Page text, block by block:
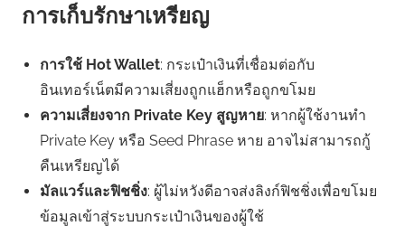
การเก็บรักษาเหรียญ
การใช้ Hot Wallet: กระเป๋าเงินที่เชื่อมต่อกับ
อินเทอร์เน็ตมีความเสี่ยงถูกแฮ็กหรือถูกขโมย
ความเสี่ยงจาก Private Key สูญหาย: หากผู้ใช้งานทำ
Private Key หรือ Seed Phrase หาย อาจไม่สามารถกู้
คืนเหรียญได้
มัลแวร์และฟิชชิ่ง: ผู้ไม่หวังดีอาจส่งลิงก์ฟิชชิ่งเพื่อขโมย
ข้อมูลเข้าสู่ระบบกระเป๋าเงินของผู้ใช้